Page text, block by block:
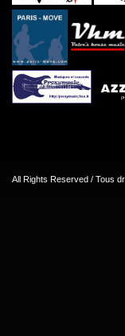
All Rights Reserved / Tous